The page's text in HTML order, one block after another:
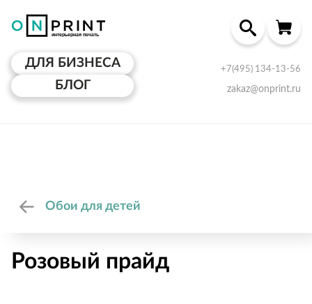
ДЛЯ БИЗНЕСА
БЛОГ
+7(495) 134-13-56
zakaz@onprint.ru
Обои для детей
Розовый прайд